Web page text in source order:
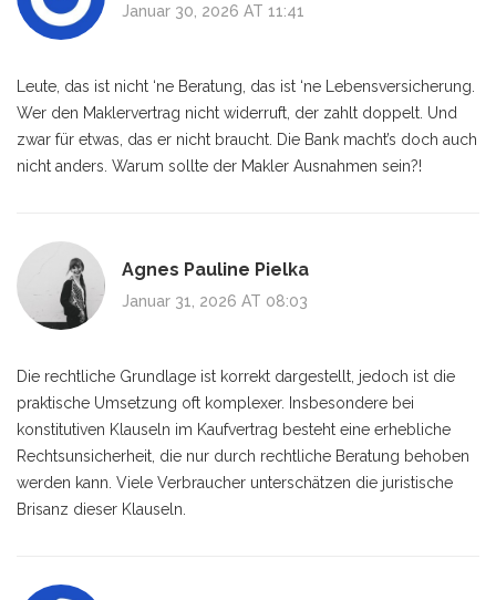
Januar 30, 2026 AT 11:41
Leute, das ist nicht ‘ne Beratung, das ist ‘ne Lebensversicherung.
Wer den Maklervertrag nicht widerruft, der zahlt doppelt. Und
zwar für etwas, das er nicht braucht. Die Bank macht’s doch auch
nicht anders. Warum sollte der Makler Ausnahmen sein?!
Agnes Pauline Pielka
Januar 31, 2026 AT 08:03
Die rechtliche Grundlage ist korrekt dargestellt, jedoch ist die
praktische Umsetzung oft komplexer. Insbesondere bei
konstitutiven Klauseln im Kaufvertrag besteht eine erhebliche
Rechtsunsicherheit, die nur durch rechtliche Beratung behoben
werden kann. Viele Verbraucher unterschätzen die juristische
Brisanz dieser Klauseln.